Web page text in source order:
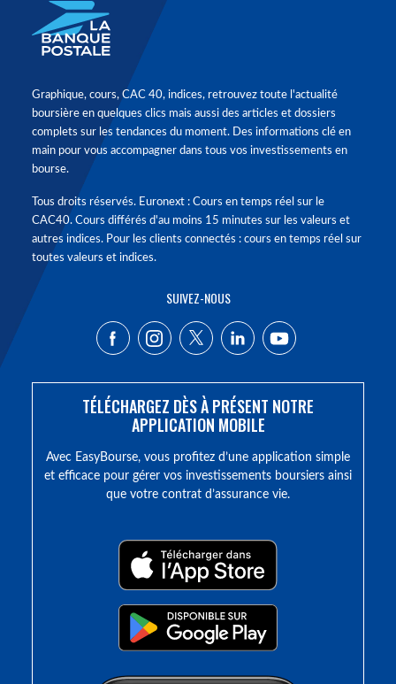
Graphique, cours, CAC 40, indices, retrouvez toute l'actualité
boursière en quelques clics mais aussi des articles et dossiers
complets sur les tendances du moment. Des informations clé en
main pour vous accompagner dans tous vos investissements en
bourse.
Tous droits réservés. Euronext : Cours en temps réel sur le
CAC40. Cours différés d'au moins 15 minutes sur les valeurs et
autres indices. Pour les clients connectés : cours en temps réel sur
toutes valeurs et indices.
SUIVEZ-NOUS
TÉLÉCHARGEZ DÈS À PRÉSENT NOTRE
APPLICATION MOBILE
Avec EasyBourse, vous profitez d’une application simple
et efficace pour gérer vos investissements boursiers ainsi
que votre contrat d’assurance vie.